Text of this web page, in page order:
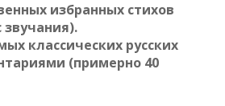
избранных стихов
звучания).
классических русских
(примерно 40